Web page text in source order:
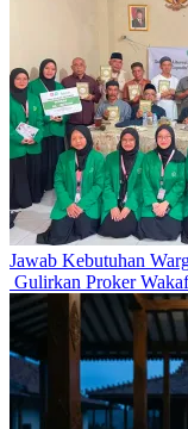
Jawab Kebutuhan
Gulirkan Proker